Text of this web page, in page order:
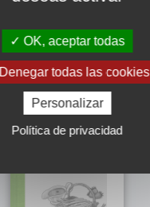
Jean-François Froger
OK, aceptar todas
Denegar todas las cookies
Personalizar
Política de privacidad